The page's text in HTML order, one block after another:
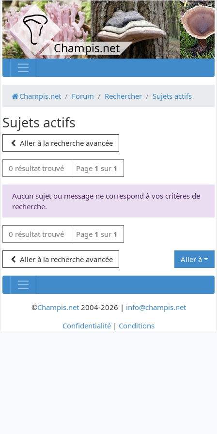
Champis.net
Champis.net Forum Rechercher Sujets actifs
Sujets actifs
Aller à la recherche avancée
0 résultat trouvé Page 1 sur 1
Aucun sujet ou message ne correspond à vos critères de
recherche.
0 résultat trouvé Page 1 sur 1
Aller à la recherche avancée Aller à
©Champis.net2004-2026 | info@champis.net
Confidentialité | Conditions